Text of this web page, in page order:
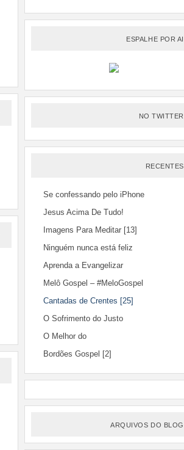
ESPALHE POR AI
NO TWITTER
RECENTES
Se confessando pelo iPhone
Jesus Acima De Tudo!
Imagens Para Meditar [13]
Ninguém nunca está feliz
Aprenda a Evangelizar
Melô Gospel – #MeloGospel
Cantadas de Crentes [25]
O Sofrimento do Justo
O Melhor do
Bordões Gospel [2]
ARQUIVOS DO BLOG